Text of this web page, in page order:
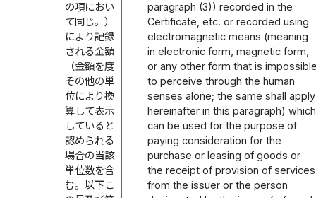
の項におい
て同じ。）
により記録
される金額
（金額を度
その他の単
位により換
算して表示
していると
認められる
場合の当該
単位数を含
む。以下こ
paragraph (3)) recorded in the
Certificate, etc. or recorded using
electromagnetic means (meaning
in electronic form, magnetic form,
or any other form that is
to perceive through the human
senses alone; the same shall apply
hereinafter in this paragraph) which
can be used for the purpose of
paying consideration for the
purchase or leasing of goods or
the receipt of provision of services
from the issuer or the person